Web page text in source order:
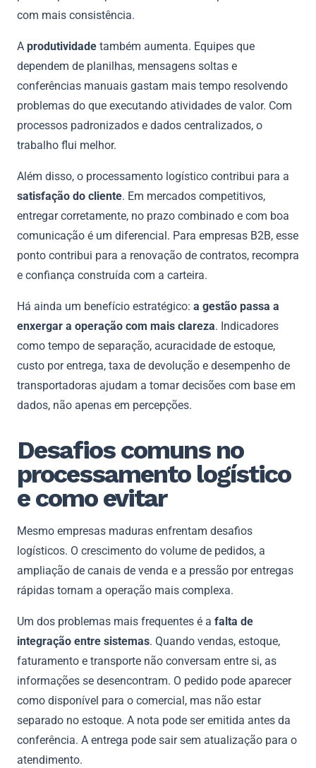
com mais consistência.
A produtividade também aumenta. Equipes que
dependem de planilhas, mensagens soltas e
conferências manuais gastam mais tempo resolvendo
problemas do que executando atividades de valor. Com
processos padronizados e dados centralizados, o
trabalho flui melhor.
Além disso, o processamento logístico contribui para a
satisfação do cliente. Em mercados competitivos,
entregar corretamente, no prazo combinado e com boa
comunicação é um diferencial. Para empresas B2B, esse
ponto contribui para a renovação de contratos, recompra
e confiança construída com a carteira.
Há ainda um benefício estratégico: a gestão passa a
enxergar a operação com mais clareza. Indicadores
como tempo de separação, acuracidade de estoque,
custo por entrega, taxa de devolução e desempenho de
transportadoras ajudam a tomar decisões com base em
dados, não apenas em percepções.
Desafios comuns no
processamento logístico
e como evitar
Mesmo empresas maduras enfrentam desafios
logísticos. O crescimento do volume de pedidos, a
ampliação de canais de venda e a pressão por entregas
rápidas tornam a operação mais complexa.
Um dos problemas mais frequentes é a falta de
integração entre sistemas. Quando vendas, estoque,
faturamento e transporte não conversam entre si, as
informações se desencontram. O pedido pode aparecer
como disponível para o comercial, mas não estar
separado no estoque. A nota pode ser emitida antes da
conferência. A entrega pode sair sem atualização para o
atendimento.